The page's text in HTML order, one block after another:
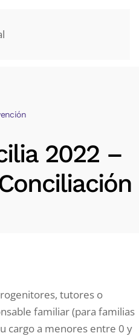
2022 –
tutores o
familiar (para familias
cargo a menores entre 0 y